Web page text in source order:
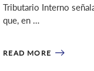
Tributario Interno
que, en …
READ MORE